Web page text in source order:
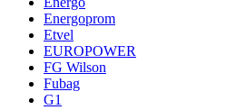
Energoprom
Etvel
EUROPOWER
FG Wilson
Fubag
G1